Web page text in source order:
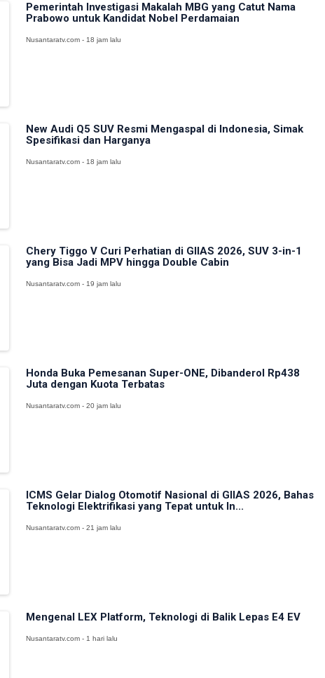
Pemerintah Investigasi Makalah MBG yang Catut Nama
Prabowo untuk Kandidat Nobel Perdamaian
Nusantaratv.com - 18 jam lalu
New Audi Q5 SUV Resmi Mengaspal di Indonesia, Simak
Spesifikasi dan Harganya
Nusantaratv.com - 18 jam lalu
Chery Tiggo V Curi Perhatian di GIIAS 2026, SUV 3-in-1
yang Bisa Jadi MPV hingga Double Cabin
Nusantaratv.com - 19 jam lalu
Honda Buka Pemesanan Super-ONE, Dibanderol Rp438
Juta dengan Kuota Terbatas
Nusantaratv.com - 20 jam lalu
ICMS Gelar Dialog Otomotif Nasional di GIIAS 2026, Bahas
Teknologi Elektrifikasi yang Tepat untuk In...
Nusantaratv.com - 21 jam lalu
Mengenal LEX Platform, Teknologi di Balik Lepas E4 EV
Nusantaratv.com - 1 hari lalu